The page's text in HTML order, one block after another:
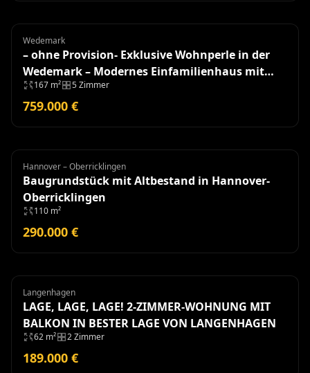
Einfamilienhaus
Wedemark
– ohne Provision- Exklusive Wohnperle in der
Wedemark – Modernes Einfamilienhaus mit
hochwertiger Ausstattung
167 m² 5 Zimmer
759.000 €
Grundstück
Hannover – Oberricklingen
Baugrundstück mit Altbestand in Hannover-
Oberricklingen
110 m²
290.000 €
Wohnung
Langenhagen
LAGE, LAGE, LAGE! 2-ZIMMER-WOHNUNG MIT
BALKON IN BESTER LAGE VON LANGENHAGEN
62 m² 2 Zimmer
189.000 €